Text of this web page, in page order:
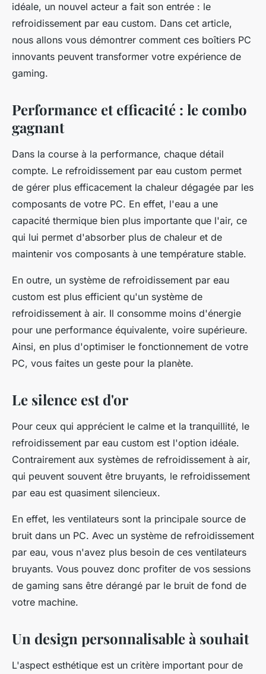
idéale, un nouvel acteur a fait son entrée : le
refroidissement par eau custom. Dans cet article,
nous allons vous démontrer comment ces boîtiers PC
innovants peuvent transformer votre expérience de
gaming.
Performance et efficacité : le combo
gagnant
Dans la course à la performance, chaque détail
compte. Le refroidissement par eau custom permet
de gérer plus efficacement la chaleur dégagée par les
composants de votre PC. En effet, l'eau a une
capacité thermique bien plus importante que l'air, ce
qui lui permet d'absorber plus de chaleur et de
maintenir vos composants à une température stable.
En outre, un système de refroidissement par eau
custom est plus efficient qu'un système de
refroidissement à air. Il consomme moins d'énergie
pour une performance équivalente, voire supérieure.
Ainsi, en plus d'optimiser le fonctionnement de votre
PC, vous faites un geste pour la planète.
Le silence est d'or
Pour ceux qui apprécient le calme et la tranquillité, le
refroidissement par eau custom est l'option idéale.
Contrairement aux systèmes de refroidissement à air,
qui peuvent souvent être bruyants, le refroidissement
par eau est quasiment silencieux.
En effet, les ventilateurs sont la principale source de
bruit dans un PC. Avec un système de refroidissement
par eau, vous n'avez plus besoin de ces ventilateurs
bruyants. Vous pouvez donc profiter de vos sessions
de gaming sans être dérangé par le bruit de fond de
votre machine.
Un design personnalisable à souhait
L'aspect esthétique est un critère important pour de